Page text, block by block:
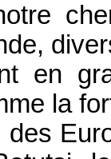
en
la